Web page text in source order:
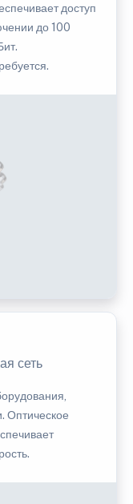
доступ
до 100
сеть
Оптическое